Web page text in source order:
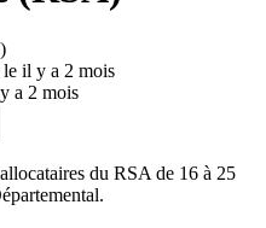
il y a 2 mois
a 2 mois
du RSA de 16 à 25